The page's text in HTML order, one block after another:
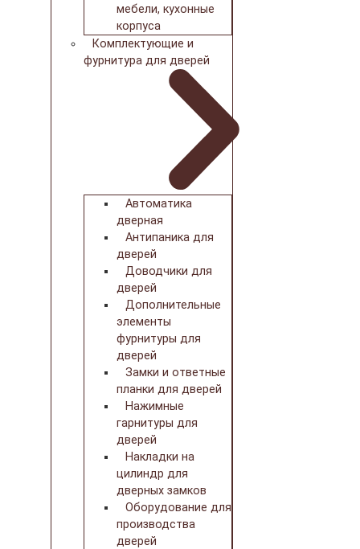
мебели, кухонные
корпуса
Комплектующие и
фурнитура для дверей
Автоматика
дверная
Антипаника для
дверей
Доводчики для
дверей
Дополнительные
элементы
фурнитуры для
дверей
Замки и ответные
планки для дверей
Нажимные
гарнитуры для
дверей
Накладки на
цилиндр для
дверных замков
Оборудование для
производства
дверей